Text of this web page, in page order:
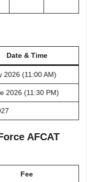
Date & Time
2026 (11:00 AM)
2026 (11:30 PM)
AFCAT
Fee